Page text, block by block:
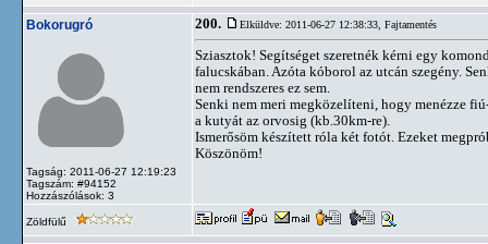
Bokorugró
Tagság: 2011-06-27 12:19:23
Tagszám: #94152
Hozzászólások: 3
200. Elküldve: 2011-06-27 12:38:33, Fajtamentés
Sziasztok! Segítséget szeretnék kérni egy
falucskában. Azóta kóborol az utcán szegény.
nem rendszeres ez sem.
Senki nem meri megközelíteni, hogy menézze
a kutyát az orvosig (kb.30km-re).
Ismerősöm készített róla két fotót. Ezeket
Köszönöm!
Zöldfülű